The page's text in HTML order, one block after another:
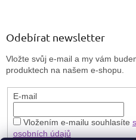
Odebírat newsletter
Vložte svůj e-mail a my vám
produktech na našem e-shopu.
E-mail
Vložením e-mailu souhlasíte
osobních údajů